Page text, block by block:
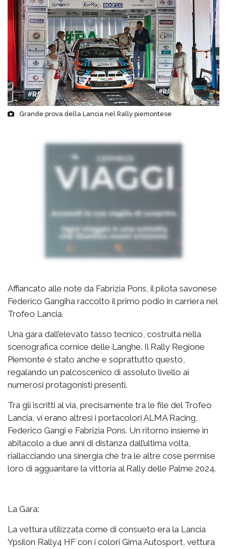
Grande prova della Lancia nel Rally piemontese
Affiancato alle note da Fabrizia Pons, il pilota savonese
Federico Gangiha raccolto il primo podio in carriera nel
Trofeo Lancia.
Una gara dall’elevato tasso tecnico, costruita nella
scenografica cornice delle Langhe. Il Rally Regione
Piemonte è stato anche e soprattutto questo,
regalando un palcoscenico di assoluto livello ai
numerosi protagonisti presenti.
Tra gli iscritti al via, precisamente tra le file del Trofeo
Lancia, vi erano altresì i portacolori ALMA Racing,
Federico Gangi e Fabrizia Pons. Un ritorno insieme in
abitacolo a due anni di distanza dall’ultima volta,
riallacciando una sinergia che tra le altre cose permise
loro di agguantare la vittoria al Rally delle Palme 2024.
La Gara:
La vettura utilizzata come di consueto era la Lancia
Ypsilon Rally4 HF con i colori Gima Autosport, vettura